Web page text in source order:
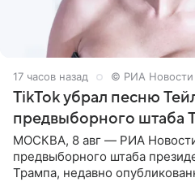
17 часов назад © РИА Новости
TikTok убрал песню
предвыборного штаба
МОСКВА, 8 авг — РИА
предвыборного штаба
Трампа, недавно